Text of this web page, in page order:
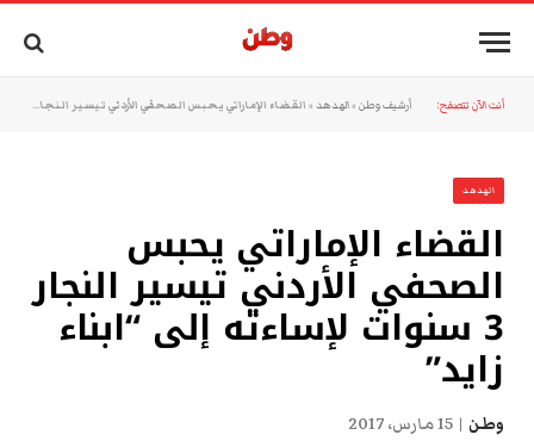
أنت الآن تتصفح: أرشيف وطن »الهدهد » القضاء الإماراتي يحبس الصحفي الأردني تيسير النجار 3 سنوات لإساءته إلى “ابناء زايد”
الهدهد
القضاء الإماراتي يحبس
الصحفي الأردني تيسير النجار
3 سنوات لإساءته إلى “ابناء
زايد”
وطن 15 مارس، 2017